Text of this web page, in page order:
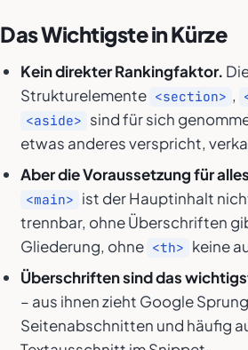
Das Wichtigste in Kürze
Kein direkter Rankingfaktor.
Strukturelemente <section> ,
<aside> sind für sich
etwas anderes verspricht,
Aber die Voraussetzung für
<main> ist der Hauptinhalt
trennbar, ohne Überschriften
Gliederung, ohne <th> keine
Überschriften sind das
– aus ihnen zieht Google
Seitenabschnitten und häufig